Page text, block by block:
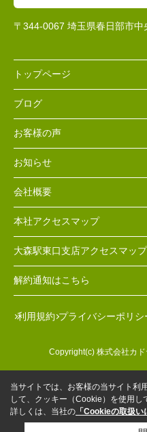
〒344-0067 埼玉県春日部市中
トップページ
ブログ
お客様の声
お知らせ
会社概要
本社アクセスマップ
大森駅東口支店アクセスマップ
解約通知はこちら
利用規約 プライバシーポリシ
Copyright(c) 株式会社カ
当サイトでは、お客様の当サイト利
して、クッキー（Cookie）を使用し
詳しくは、当社の 「Cookieの取扱い